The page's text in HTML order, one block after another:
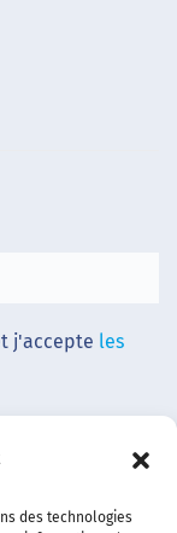
des technologies
j'accepte les